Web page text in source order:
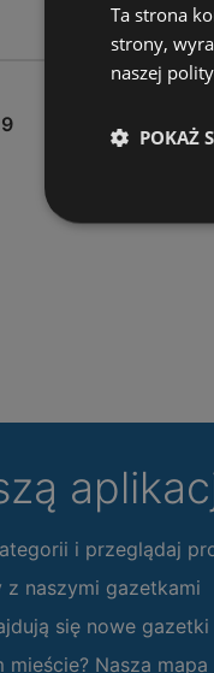
i przeglądaj
z naszymi gazetkami
się nowe gazetki
mieście? Nasza
Ta strona
strony,
naszej
POKAŻ